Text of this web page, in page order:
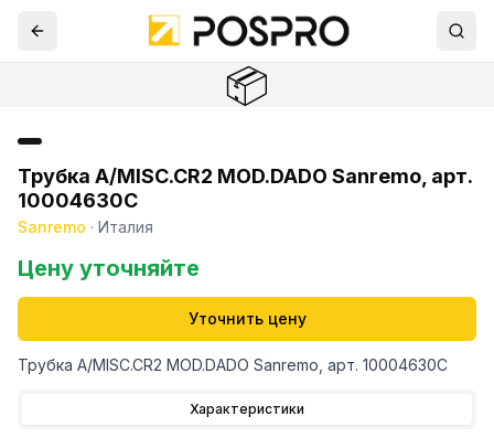
📦
Трубка A/MISC.CR2 MOD.DADO Sanremo, арт.
10004630C
Sanremo · Италия
Цену уточняйте
Уточнить цену
Трубка A/MISC.CR2 MOD.DADO Sanremo, арт. 10004630C
Характеристики